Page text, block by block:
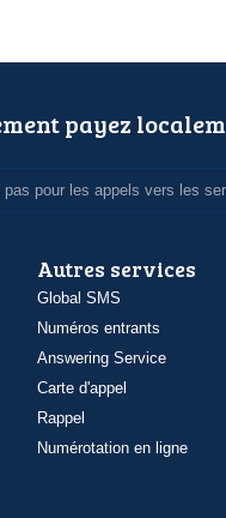
payez
pas pour les appels vers les
Autres services
Global SMS
Numéros entrants
Answering Service
Carte d'appel
Rappel
Numérotation en ligne